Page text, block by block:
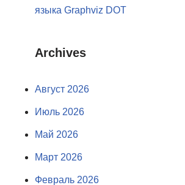
языка Graphviz DOT
Archives
Август 2026
Июль 2026
Май 2026
Март 2026
Февраль 2026